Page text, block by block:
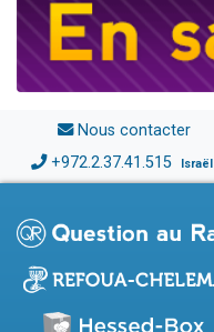
Nous contacter
+972.2.37.41.515 Israël